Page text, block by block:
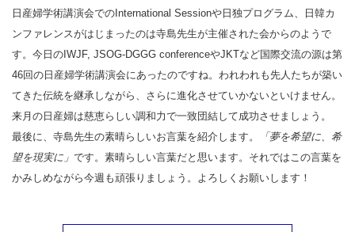
日産婦学術講演会での International Sessionや日独プログラム、日韓カ
ンファレンスがはじまったのは寺島先生が主催された会からのようで
す。今日の IWJF, JSOG-DGGG conferenceやJKTなど国際交流の源は第
46回の日産婦学術講演会にあったのですね。われわれも先人たちが築い
てきた伝統を継承しながら、さらに進化させていかないといけません。
来月の日産婦は慈恵らしい調和力で一致団結して成功させましょう。
最後に、寺島先生の素晴らしいお言葉を紹介します。
「夢を希望に、希
望を現実に」 です。素晴らしい言葉だと思います。それではこの言葉を
かみしめながら今週も頑張りましょう。よろしくお願いします！